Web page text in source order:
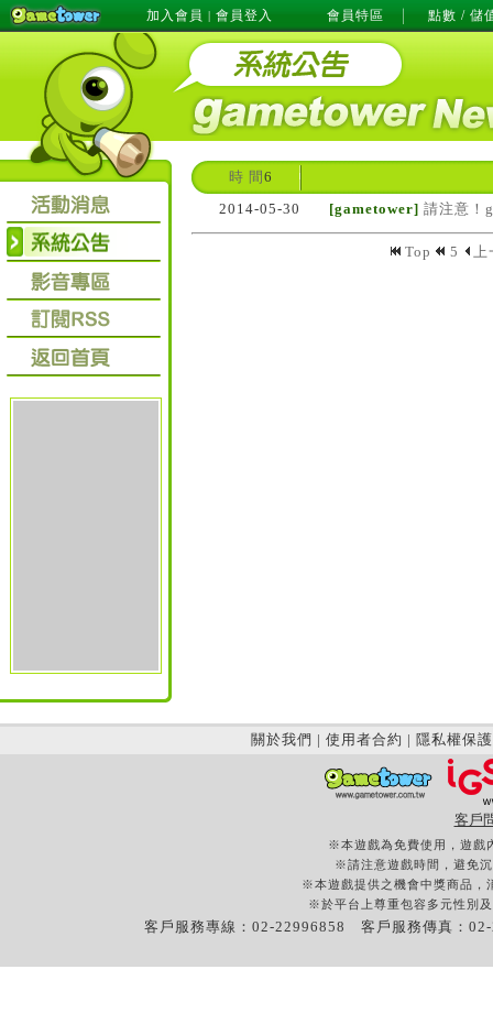
加入會員 | 會員登入 會員特區 點數 / 儲
時 間 6
2014-05-30
[gametower] 請注意！
Top 5 上
關於我們 | 使用者合約 | 隱私權保護
客戶
※本遊戲為免費使用，遊戲
※請注意遊戲時間，避免
※本遊戲提供之機會中獎商品，
※於平台上尊重包容多元性別
客戶服務專線：02-22996858 客戶服務傳真：